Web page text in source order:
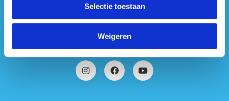
Selectie toestaan
Weigeren
#sportersbelevenmeer
ook op sociale media